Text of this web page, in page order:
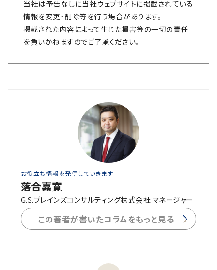
当社は予告なしに当社ウェブサイトに掲載されている
情報を変更・削除等を行う場合があります。
掲載された内容によって生じた損害等の一切の責任
を負いかねますのでご了承ください。
お役立ち情報を発信していきます
落合嘉寛
G.S.ブレインズコンサルティング株式会社 マネージャー
この著者が書いたコラムをもっと見る